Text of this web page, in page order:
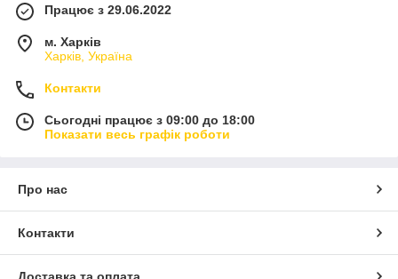
Працює з 29.06.2022
м. Харків
Харків, Україна
Контакти
Сьогодні працює з 09:00 до 18:00
Показати весь графік роботи
Про нас
Контакти